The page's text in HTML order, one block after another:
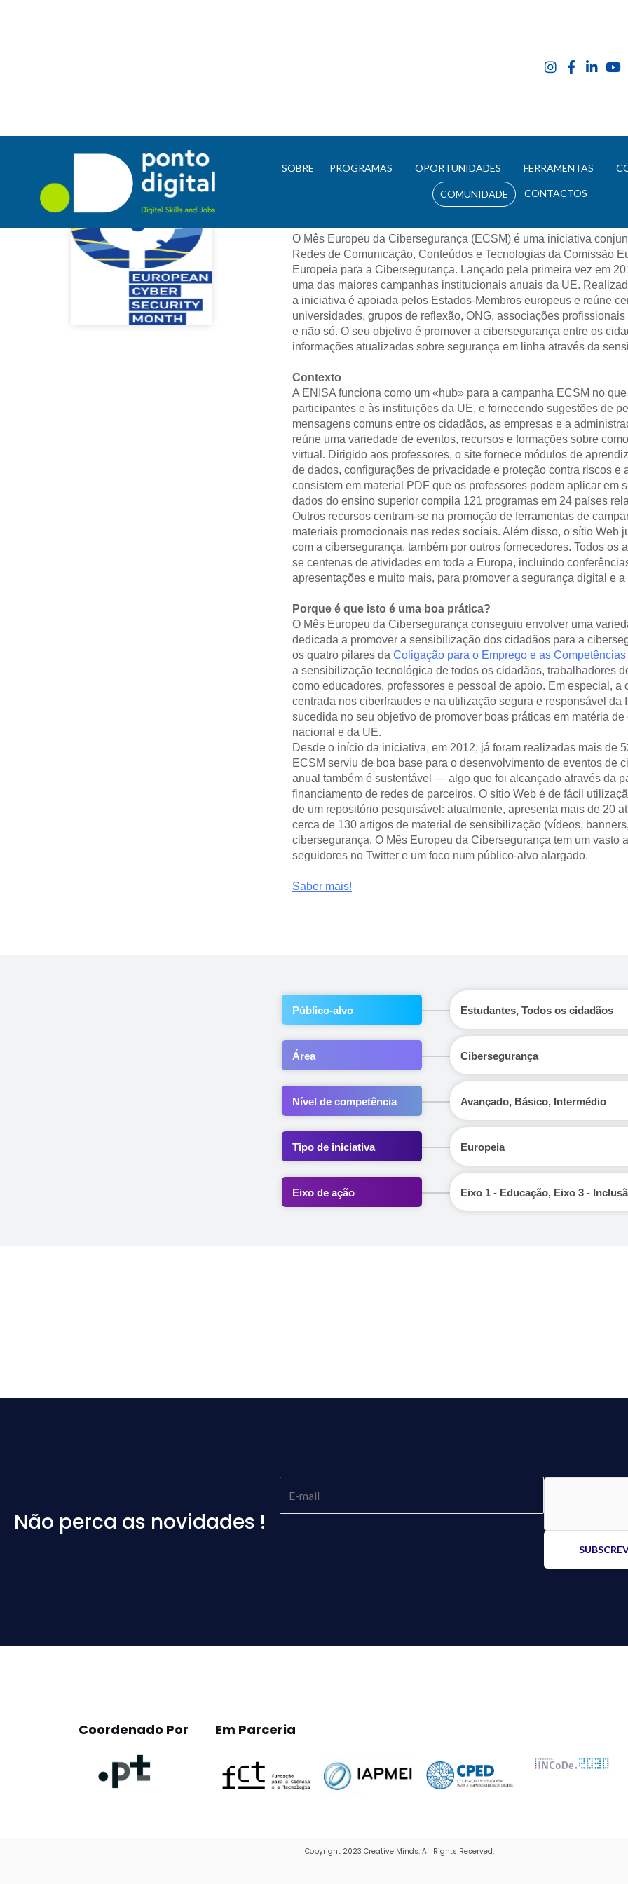
SOBRE PROGRAMAS OPORTUNIDADES FERRAMENTAS
COMUNIDADE CONTACTOS
Mês Europeu da Cibersegurança (ECSM)
O Mês Europeu da Cibersegurança (ECSM) é uma iniciativa
Redes de Comunicação, Conteúdos e Tecnologias da Comissão
Europeia para a Cibersegurança. Lançado pela primeira vez em
uma das maiores campanhas institucionais anuais da UE.
a iniciativa é apoiada pelos Estados-Membros europeus e reúne
universidades, grupos de reflexão, ONG, associações
e não só. O seu objetivo é promover a cibersegurança entre os
informações atualizadas sobre segurança em linha através da
Contexto
A ENISA funciona como um «hub» para a campanha ECSM no
participantes e às instituições da UE, e fornecendo sugestões de
mensagens comuns entre os cidadãos, as empresas e a
reúne uma variedade de eventos, recursos e formações sobre
virtual. Dirigido aos professores, o site fornece módulos de
de dados, configurações de privacidade e proteção contra riscos
consistem em material PDF que os professores podem aplicar em
dados do ensino superior compila 121 programas em 24 países
Outros recursos centram-se na promoção de ferramentas de
materiais promocionais nas redes sociais. Além disso, o sítio Web
com a cibersegurança, também por outros fornecedores. Todos os
se centenas de atividades em toda a Europa, incluindo
apresentações e muito mais, para promover a segurança digital e
Porque é que isto é uma boa prática?
O Mês Europeu da Cibersegurança conseguiu envolver uma
dedicada a promover a sensibilização dos cidadãos para a
os quatro pilares da Coligação para o Emprego e as
a sensibilização tecnológica de todos os cidadãos, trabalhadores
como educadores, professores e pessoal de apoio. Em especial,
centrada nos ciberfraudes e na utilização segura e responsável da
sucedida no seu objetivo de promover boas práticas em matéria
nacional e da UE.
Desde o início da iniciativa, em 2012, já foram realizadas mais de
ECSM serviu de boa base para o desenvolvimento de eventos de
anual também é sustentável — algo que foi alcançado através da
financiamento de redes de parceiros. O sítio Web é de fácil
de um repositório pesquisável: atualmente, apresenta mais de 20
cerca de 130 artigos de material de sensibilização (vídeos,
cibersegurança. O Mês Europeu da Cibersegurança tem um vasto
seguidores no Twitter e um foco num público-alvo alargado.
Saber mais!
Público-alvo Estudantes, Todos os cidadãos
Área Cibersegurança
Nível de competência Avançado, Básico, Intermédio
Tipo de iniciativa Europeia
Eixo de ação Eixo 1 - Educação, Eixo 3 -
Não perca as novidades !
Coordenado Por Em Parceria
Copyright 2023 Creative Minds. All Rights Reserved.